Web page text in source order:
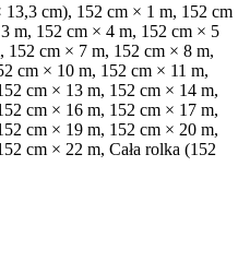
13,3 cm), 152 cm × 1 m, 152 cm
m, 152 cm × 4 m, 152 cm × 5
152 cm × 7 m, 152 cm × 8 m,
cm × 10 m, 152 cm × 11 m,
cm × 13 m, 152 cm × 14 m,
cm × 16 m, 152 cm × 17 m,
cm × 19 m, 152 cm × 20 m,
cm × 22 m, Cała rolka (152